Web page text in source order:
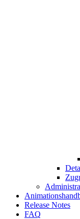
Release Notes
FAQ